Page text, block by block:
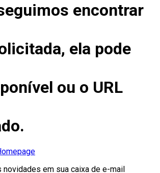
encontrar
ela pode
ou o URL
novidades em sua caixa de e-mail